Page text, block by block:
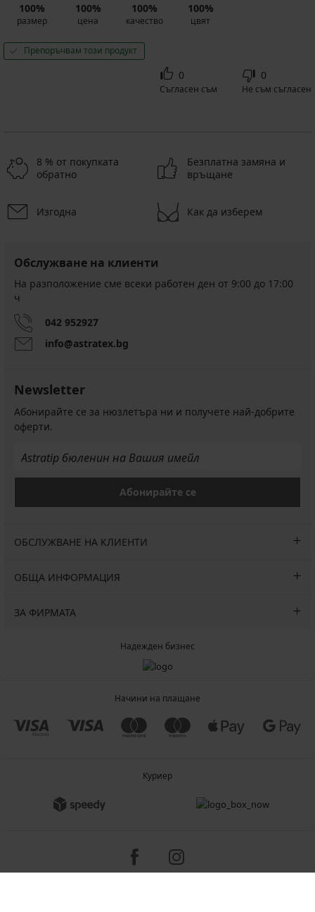
100%
размер
100%
цена
100%
качество
100%
цвят
Препоръчвам този продукт
0
Съгласен съм
0
Не съм съгласен
8 % от покупката
обратно
Безплатна замяна и
връщане
Изгодна Как да изберем
Обслужване на клиенти
На разположение сме всеки работен ден от 9:00 до 17:00
ч
042 952927
info@astratex.bg
Newsletter
Абонирайте се за нюзлетъра ни и получете най-добрите
оферти.
Абонирайте се
ОБСЛУЖВАНЕ НА КЛИЕНТИ
ОБЩА ИНФОРМАЦИЯ
ЗА ФИРМАТА
Надежден бизнес
Начини на плащане
Куриер